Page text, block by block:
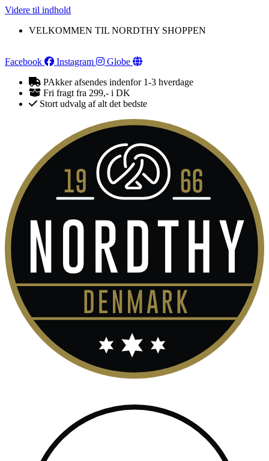
Videre til indhold
VELKOMMEN TIL NORDTHY SHOPPEN
Facebook Instagram
Globe
PAkker afsendes indenfor 1-3 hverdage
Fri fragt fra 299,- i DK
Stort udvalg af alt det bedste